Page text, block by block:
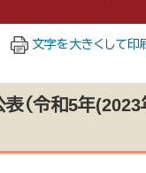
文字を大きくして印
（令和5年